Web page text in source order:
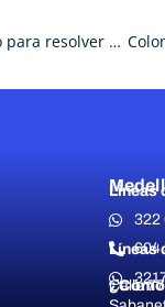
Posgrados colombianos abren camino para resolver desafíos.
Líneas
322
604
Líneas
Calle